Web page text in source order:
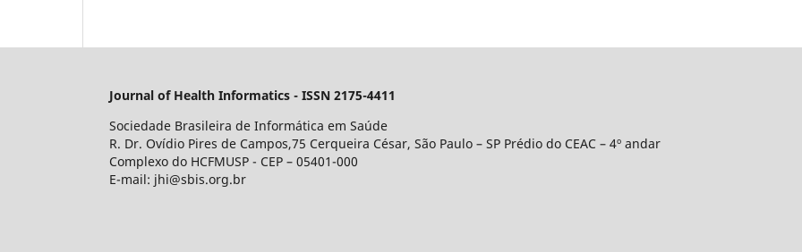
Journal of Health Informatics - ISSN 2175-4411
Sociedade Brasileira de Informática em Saúde
R. Dr. Ovídio Pires de Campos,75 Cerqueira César, São Paulo – SP Prédio do CEAC – 4º andar
Complexo do HCFMUSP - CEP – 05401-000
E-mail: jhi@sbis.org.br